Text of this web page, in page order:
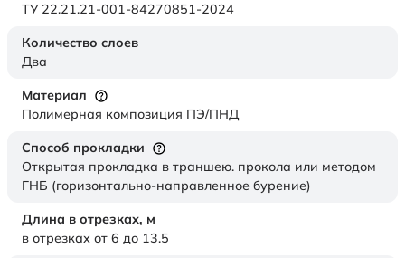
ТУ 22.21.21-001-84270851-2024
Количество слоев
Два
Материал
Полимерная композиция ПЭ/ПНД
Способ прокладки
Открытая прокладка в траншею. прокола или методом
ГНБ (горизонтально-направленное бурение)
Длина в отрезках, м
в отрезках от 6 до 13.5